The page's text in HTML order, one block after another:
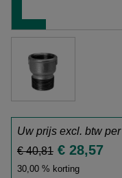
Uw prijs excl. btw per
€ 40,81 € 28,57
30,00 % korting